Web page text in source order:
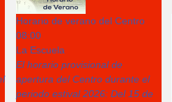
Horario de verano del Centro
08:00
La Escuela
El horario provisional de
apertura del Centro durante el
periodo estival 2026: Del 15 de